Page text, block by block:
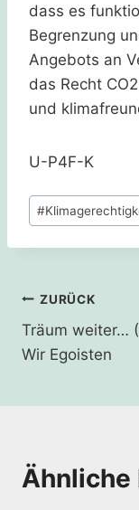
dass es
Begrenzung
Angebots an
das Recht
und
U-P4F-K
Schlagworte:
#
ZURÜCK
Träum weiter…
Wir Egoisten
Ähnliche